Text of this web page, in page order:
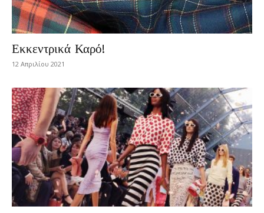
Εκκεντρικά Καρό!
12 Απριλίου 2021